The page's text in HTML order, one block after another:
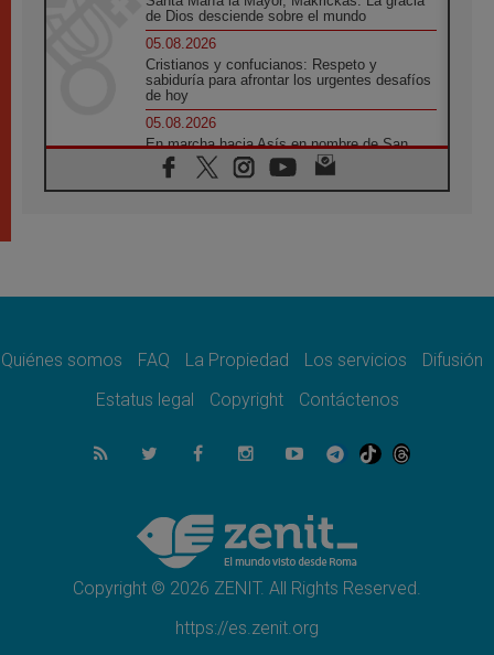
de Dios desciende sobre el mundo
05.08.2026
Cristianos y confucianos: Respeto y
sabiduría para afrontar los urgentes desafíos
de hoy
05.08.2026
En marcha hacia Asís en nombre de San
Francisco, a la espera de León
05.08.2026
quienes bendicen la guerra
Ucrania: Ataque masivo en Kyiv durante la
noche
05.08.2026
Colombo: "La visita del Papa a Argentina
05.08.2026
Iglesia en Uruguay: la visita del Papa
fortalecerá la fe y la esperanza
Quiénes somos FAQ La Propiedad Los servicios
Difusión
Estatus legal
Copyright Contáctenos
Copyright © 2026 ZENIT. All Rights Reserved.
https://es.zenit.org